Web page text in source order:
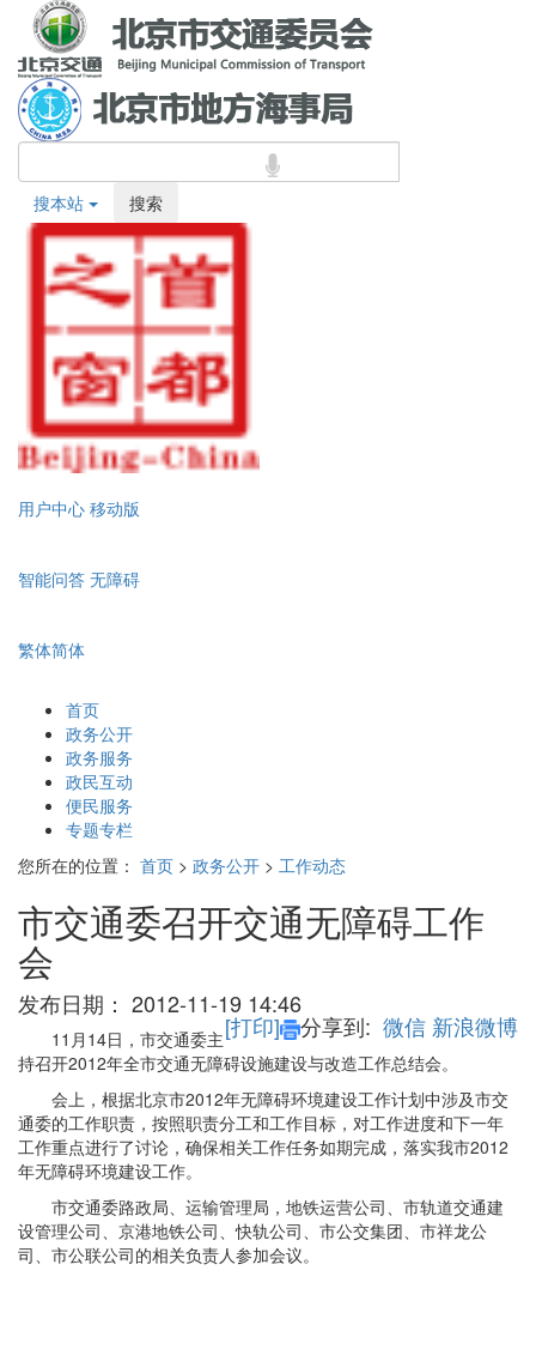
搜本站 搜索
用户中心 移动版
智能问答 无障碍
繁体简体
首页
政务公开
政务服务
政民互动
便民服务
专题专栏
您所在的位置： 首页 > 政务公开 > 工作动态
市交通委召开交通无障碍工作
会
发布日期： 2012-11-19 14:46
[打印] 分享到: 微信 新浪微博
11月14日，市交通委主
持召开2012年全市交通无障碍设施建设与改造工作总结会。
会上，根据北京市2012年无障碍环境建设工作计划中涉及市交
通委的工作职责，按照职责分工和工作目标，对工作进度和下一年
工作重点进行了讨论，确保相关工作任务如期完成，落实我市2012
年无障碍环境建设工作。
市交通委路政局、运输管理局，地铁运营公司、市轨道交通建
设管理公司、京港地铁公司、快轨公司、市公交集团、市祥龙公
司、市公联公司的相关负责人参加会议。